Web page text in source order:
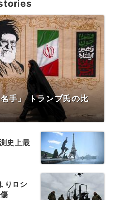
手」 トランプ氏の比
史上最
りロシ